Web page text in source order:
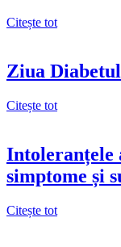
Citește tot
Ziua
Citește tot
Intoleranțele
simptome și
Citește tot